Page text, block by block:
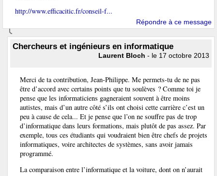
http://www.efficacitic.fr/conseil-f...
Répondre à ce message
Chercheurs et ingénieurs en informatique
Laurent Bloch - le 17 octobre 2013
Merci de ta contribution, Jean-Philippe. Me permets-tu de ne pas
être d’accord avec certains points que tu soulèves ? Comme toi je
pense que les informaticiens gagneraient souvent à être moins
autistes, mais d’un autre côté s’ils ont choisi cette carrière c’est un
peu à cause de cela... Et je pense que l’on ne souffre pas de trop
d’informatique dans leurs formations, mais plutôt de pas assez. Par
exemple, tous ces étudiants qui voudraient bien être chefs de projets
informatiques, voire architectes de systèmes, sans avoir jamais
programmé.
La comparaison entre l’informatique et la voiture, dont on n’aurait